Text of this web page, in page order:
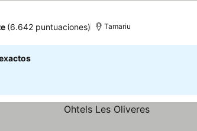
(6.642 puntuaciones) Tamariu